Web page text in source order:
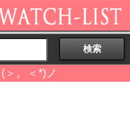
＞。＜*)ノ